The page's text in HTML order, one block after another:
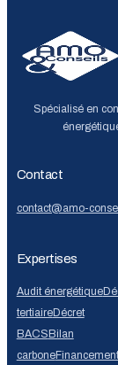
Spécialisé en
Contact
contact@amo-
Expertises
Audit énergétique
tertiaireDécret
BACSBilan
carboneFinancement